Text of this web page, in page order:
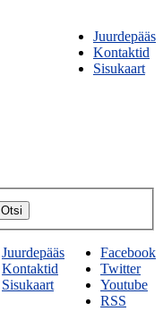
Juurdepääs
Kontaktid
Sisukaart
Otsi
Facebook
Twitter
Youtube
RSS
Juurdepääs
Kontaktid
Sisukaart